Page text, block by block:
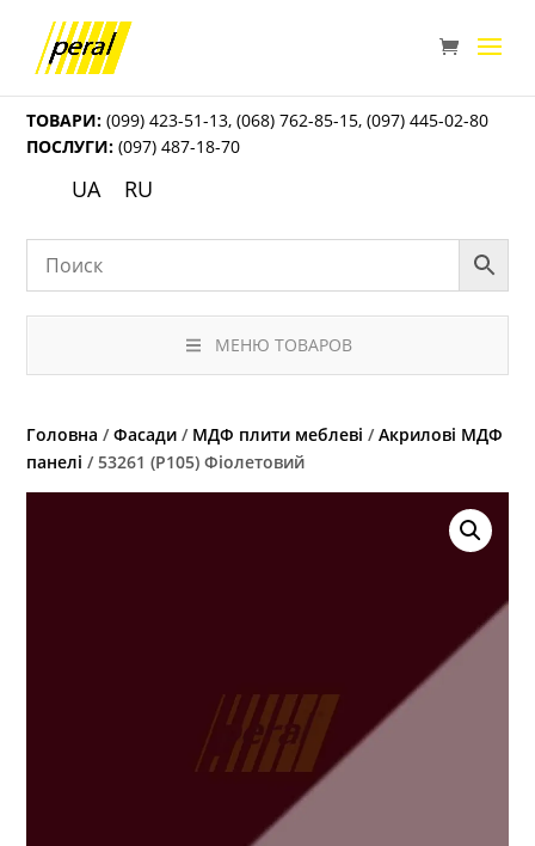
ТОВАРИ: (099) 423-51-13,(068) 762-85-15,(097) 445-02-80
ПОСЛУГИ: (097) 487-18-70
UA RU
МЕНЮ ТОВАРОВ
Головна /Фасади / МДФ плити меблеві /Акрилові МДФ
панелі / 53261 (P105) Фіолетовий